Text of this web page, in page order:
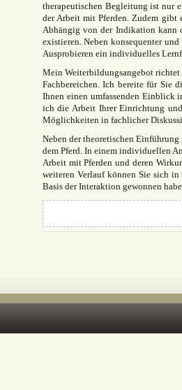
therapeutischen Begleitung ist nur
der Arbeit mit Pferden. Zudem gibt
Abhängig von der Indikation kann
existieren. Neben konsequenter
Ausprobieren ein individuelles
Mein Weiterbildungsangebot
Fachbereichen. Ich bereite für Sie
Ihnen einen umfassenden Einblick
ich die Arbeit Ihrer Einrichtung
Möglichkeiten in fachlicher
Neben der theoretischen
dem Pferd. In einem individuellen
Arbeit mit Pferden und deren
weiteren Verlauf können Sie sich
Basis der Interaktion gewonnen